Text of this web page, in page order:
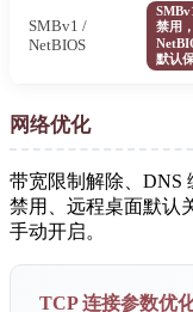
SMBv1 /
NetBIOS
SMBv1
禁用，
默认
网络优化
带宽限制解除、DNS
禁用、远程桌面默
手动开启。
TCP 连接参数优